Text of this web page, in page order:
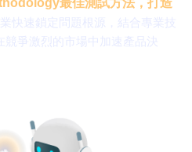
業快速鎖定問題根源，結合專業技
爭激烈的市場中加速產品決